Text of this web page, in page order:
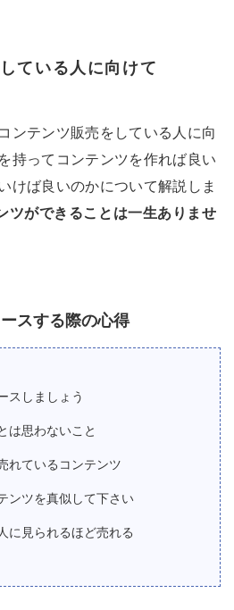
ている人に向けて
ンテンツ販売をしている人に向
持ってコンテンツを作れば良い
けば良いのかについて解説しま
ツができることは一生ありませ
スする際の心得
スしましょう
は思わないこと
れているコンテンツ
ンツを真似して下さい
に見られるほど売れる